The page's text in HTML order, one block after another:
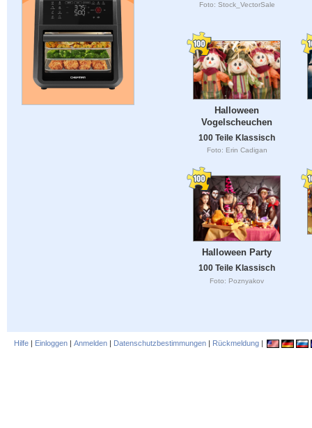
Foto: Stock_VectorSale
Halloween
Vogelscheuchen
100 Teile Klassisch
Foto: Erin Cadigan
Halloween Party
100 Teile Klassisch
Foto: Poznyakov
Hilfe | Einloggen | Anmelden | Datenschutzbestimmungen | Rückmeldung |